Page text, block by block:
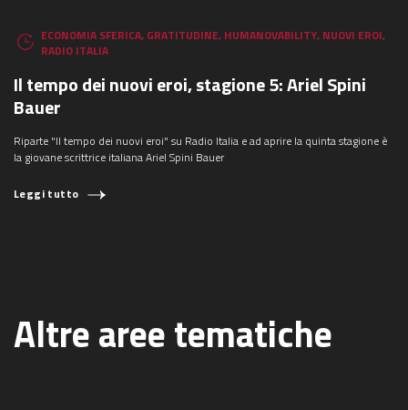
ECONOMIA SFERICA, GRATITUDINE, HUMANOVABILITY, NUOVI EROI,
RADIO ITALIA
Il tempo dei nuovi eroi, stagione 5: Ariel Spini
Bauer
Riparte "Il tempo dei nuovi eroi" su Radio Italia e ad aprire la quinta stagione è
la giovane scrittrice italiana Ariel Spini Bauer
Leggi tutto
Altre aree tematiche